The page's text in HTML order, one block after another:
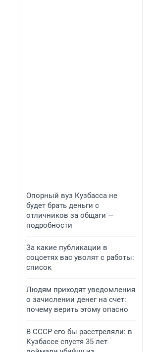
Опорный вуз Кузбасса не
будет брать деньги с
отличников за общаги —
подробности
За какие публикации в
соцсетях вас уволят с работы:
список
Людям приходят уведомления
о зачислении денег на счет:
почему верить этому опасно
В СССР его бы расстреляли: в
Кузбассе спустя 35 лет